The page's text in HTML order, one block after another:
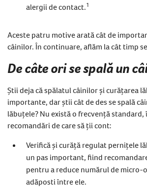
alergii de contact.1
Aceste patru motive arată cât de
câinilor. În continuare, aflăm la cât timp
De câte ori se spală un
Știi deja că spălatul câinilor și curățarea
importante, dar știi cât de des se spală
lăbuțele? Nu există o frecvență standard,
recomandări de care să ții cont:
Verifică și curăță regulat pernițele
un pas important, fiind
pentru a reduce numărul de micro-
adăposti între ele.